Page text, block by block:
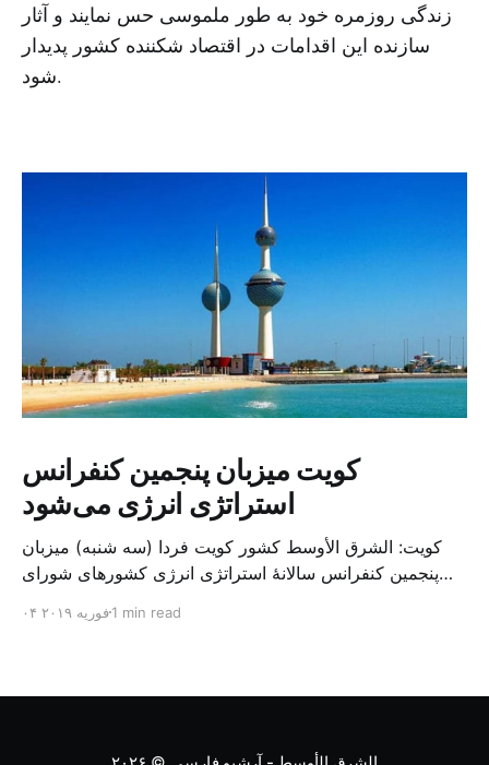
زندگی روزمرە خود بە طور ملموسی حس نمایند و آثار
سازندە این اقدامات در اقتصاد شکنندە کشور پدیدار
شود.
کویت میزبان پنجمین کنفرانس
استراتژی انرژی می‌شود
کویت: الشرق الأوسط کشور کویت فردا (سه شنبه) میزبان
پنجمین کنفرانس سالانهٔ استراتژی انرژی کشورهای شورای
متخصص از شرکت‌های جهانی نفت و گاز در این کنفرانس
۰۴ فوریه ۲۰۱۹1 min read